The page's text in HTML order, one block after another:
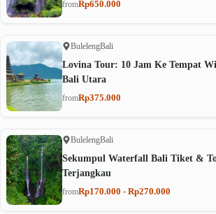
fromRp650.000
BulelengBali
Lovina Tour: 10 Jam Ke Tempat
Bali Utara
fromRp375.000
BulelengBali
Sekumpul Waterfall Bali Tiket &
Terjangkau
fromRp170.000 - Rp270.000